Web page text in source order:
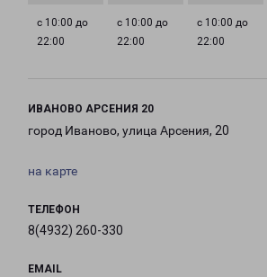
с 10:00 до
22:00
с 10:00 до
22:00
с 10:00 до
22:00
ИВАНОВО АРСЕНИЯ 20
город Иваново, улица Арсения, 20
на карте
ТЕЛЕФОН
8(4932) 260-330
EMAIL